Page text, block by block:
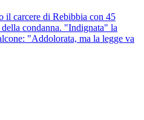
il carcere di Rebibbia con 45
condanna. "Indignata" la
"Addolorata, ma la legge va